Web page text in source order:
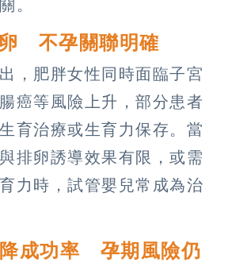
。
不孕關聯明確
，肥胖女性同時面臨子宮
癌等風險上升，部分患者
育治療或生育力保存。當
排卵誘導效果有限，或需
力時，試管嬰兒常成為治
成功率 孕期風險仍